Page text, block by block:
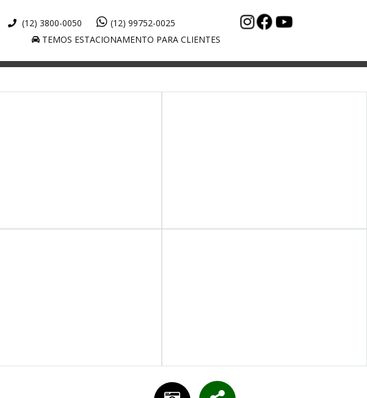
(12) 3800-0050
(12) 99752-0025
TEMOS ESTACIONAMENTO PARA CLIENTES